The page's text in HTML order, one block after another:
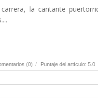
la cantante
(0) / Puntaje del artículo: 5.0